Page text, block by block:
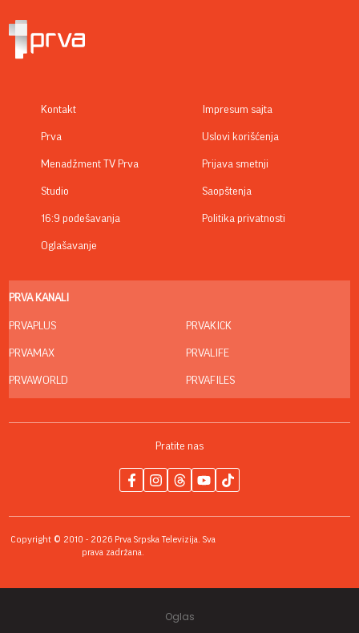
Kontakt
Prva
Menadžment TV Prva
Studio
16:9 podešavanja
Oglašavanje
Impresum sajta
Uslovi korišćenja
Prijava smetnji
Saopštenja
Politika privatnosti
PRVA KANALI
PRVAPLUS
PRVAMAX
PRVAWORLD
PRVAKICK
PRVALIFE
PRVAFILES
Pratite nas
Copyright © 2010 - 2026 Prva Srpska Televizija. Sva
prava zadržana.